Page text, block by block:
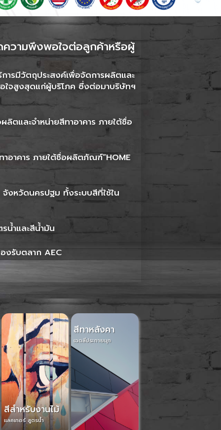
วามพึงพอใจต่อลูกค้าหรือผู้
รมีวัตถุประสงค์เพื่อจัดการผลิตและ
ใจสูงสุดแก่ผู้บริโภค ซึ่งต่อมาบริษัทฯ
ตและจำหน่ายสีทาอาคาร ภายใต้ชื่อ
อาคาร ภายใต้ชื่อผลิตภัณฑ์“HOME
งหวัดนครปฐม ทั้งระบบสีที่ใช้ใน
น้ำและสีน้ำมัน
งรับตลาก AEC
สีสำหรับงานไม้
แลคเกอร์ สูตรน้ำ
สีทาหลังคา
เฉดสีประกายมุก